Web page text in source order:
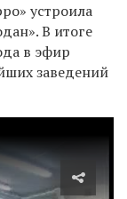
устроила
В итоге
в эфир
заведений